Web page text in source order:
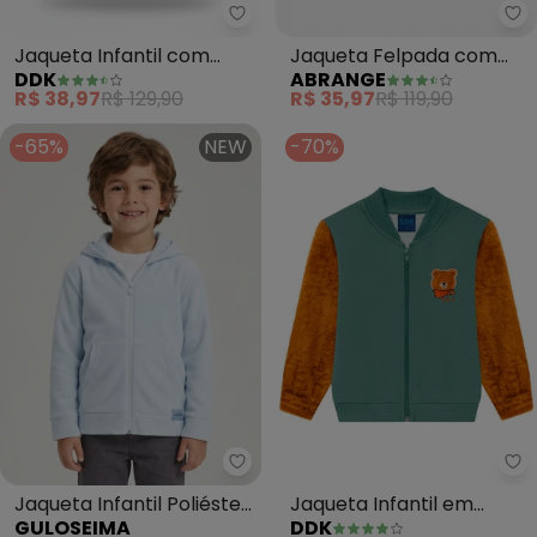
Ddk - Jaqueta Infantil com
Jaqueta Infantil com
Capuz (Verde)
DDK
R$ 38,97R$ 129,90
Jaqueta Felpada com
Capuz Infantil Menino
(Bege)
ABRANGE
R$ 35,97R$ 119,90
-65%
NEW
Guloseima - Jaqueta Infantil
Jaqueta Infantil Poliéster
GULOSEIMA
-70%
Jaqueta Infantil em
DDK